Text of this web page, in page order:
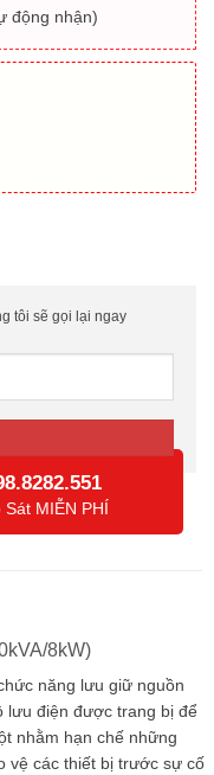
động nhận)
8000W) số lượng
tôi sẽ gọi lại ngay
MIỄN PHÍ
8kW)
năng lưu giữ nguồn
lưu điện được trang bị để
nhằm hạn chế những
vệ các thiết bị trước sự cố